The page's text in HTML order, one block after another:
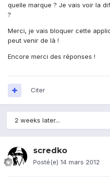
quelle marque ? Je vais voir la
?
Merci, je vais bloquer cette
peut venir de là !
Encore merci des réponses !
Citer
2 weeks later...
scredko
Posté(e) 14 mars 2012